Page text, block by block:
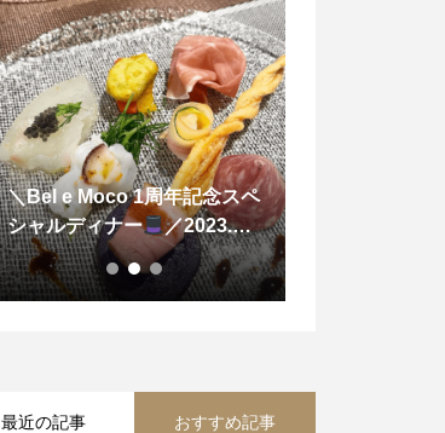
＼Bel e Moco 1周年記念スペ
シャルディナー
／2023.7.
1〜7.2
最近の記事 おすすめ記事